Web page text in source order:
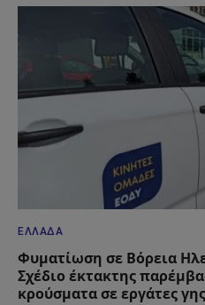
ΕΛΛΆΔΑ
Φυματίωση σε Βόρεια
Σχέδιο έκτακτης
κρούσματα σε εργάτες γης